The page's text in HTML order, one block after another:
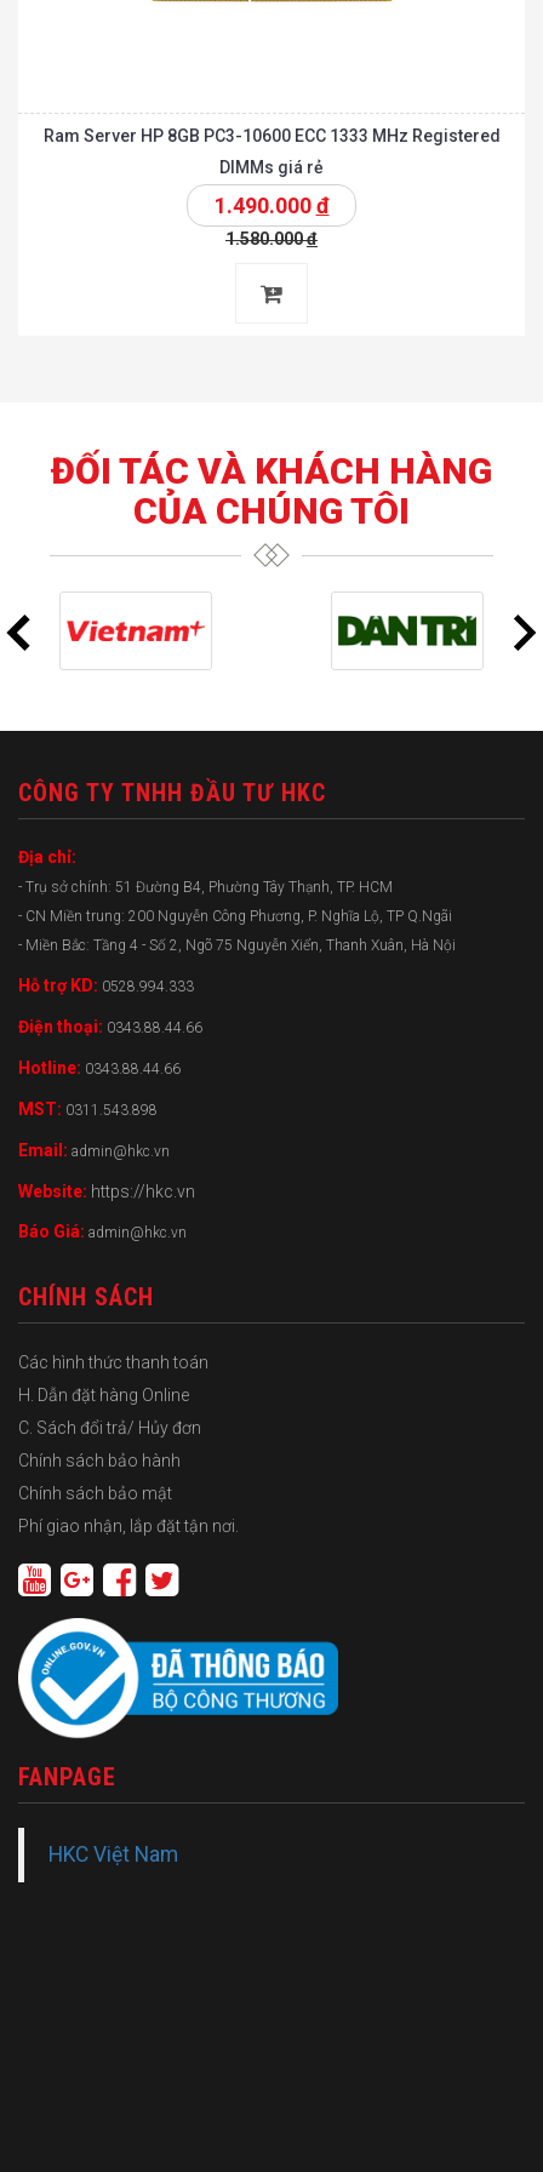
Ram Server HP 8GB PC3-10600 ECC 1333 MHz Registered
DIMMs giá rẻ
1.490.000đ
1.580.000đ
ĐỐI TÁC VÀ KHÁCH HÀNG
CỦA CHÚNG TÔI
CÔNG TY TNHH ĐẦU TƯ HKC
Địa chỉ:
- Trụ sở chính: 51 Đường B4, Phường Tây Thạnh, TP. HCM
- CN Miền trung: 200 Nguyễn Công Phương, P. Nghĩa Lộ, TP Q.Ngãi
- Miền Bắc: Tầng 4 - Số 2, Ngõ 75 Nguyễn Xiển, Thanh Xuân, Hà Nội
Hỗ trợ KD: 0528.994.333
Điện thoại: 0343.88.44.66
Hotline: 0343.88.44.66
MST: 0311.543.898
Email: admin@hkc.vn
Website: https://hkc.vn
Báo Giá: admin@hkc.vn
CHÍNH SÁCH
Các hình thức thanh toán
H. Dẫn đặt hàng Online
C. Sách đổi trả/ Hủy đơn
Chính sách bảo hành
Chính sách bảo mật
Phí giao nhận, lắp đặt tận nơi.
FANPAGE
HKC Việt Nam